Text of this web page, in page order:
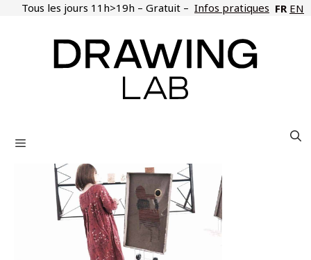
AllerTous les jours 11h>19h – Gratuit – Infos pratiques FR EN